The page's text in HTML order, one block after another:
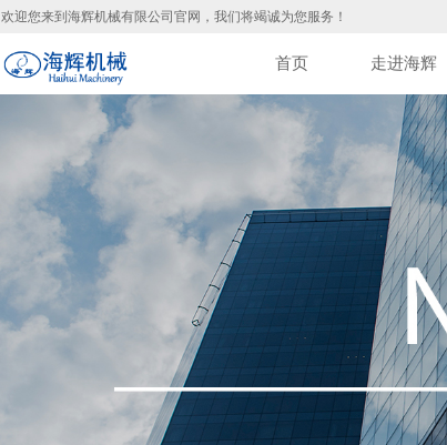
欢迎您来到海辉机械有限公司官网，我们将竭诚为您服务！
首页 走进海辉